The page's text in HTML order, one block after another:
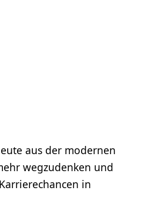
aus der modernen
wegzudenken und
in